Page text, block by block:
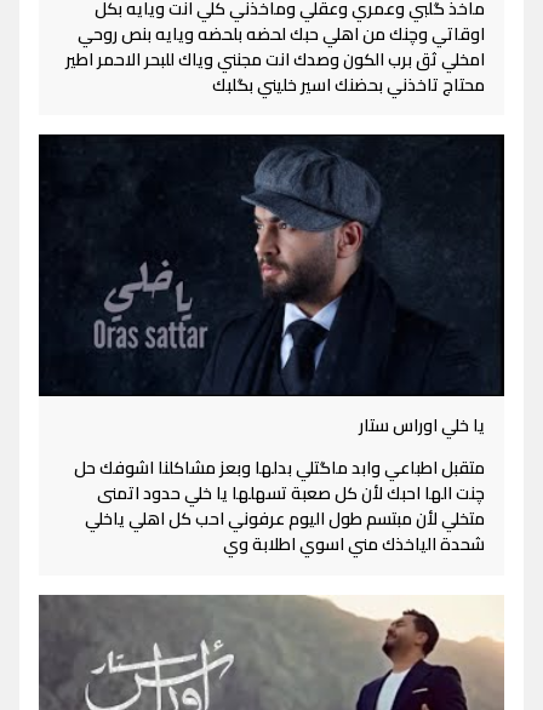
ماخذ گلبي وعمري وعقلي وماخذني كلي انت ويايه بكل
اوقاتي وچنك من اهلي حبك لحضه بلحضه ويايه بنص روحي
امخلي ثق برب الكون وصدك انت مجنني وياك للبحر الاحمر اطير
محتاج تاخذني بحضنك اسير خليني بگلبك
يا خلي اوراس ستار
متقبل اطباعي وابد ماگتلي بدلها وبعز مشاكلنا اشوفك حل
چنت الها احبك لأن كل صعبة تسهلها يا خلي حدود اتمنى
متخلي لأن مبتسم طول اليوم عرفوني احب كل اهلي ياخلي
شحدة الياخذك مني اسوي اطلابة وي